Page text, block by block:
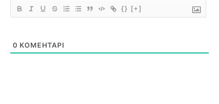
{} [+]
0 КОМЕНТАРІ